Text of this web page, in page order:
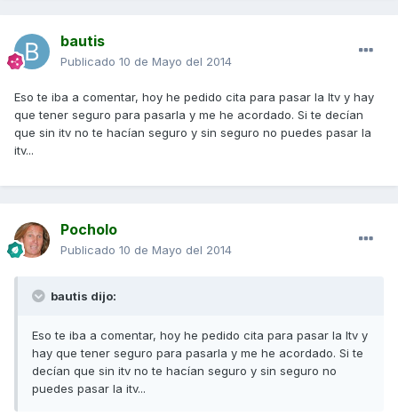
bautis
Publicado 10 de Mayo del 2014
Eso te iba a comentar, hoy he pedido cita para pasar la Itv y hay
que tener seguro para pasarla y me he acordado. Si te decían
que sin itv no te hacían seguro y sin seguro no puedes pasar la
itv...
Pocholo
Publicado 10 de Mayo del 2014
bautis dijo:
Eso te iba a comentar, hoy he pedido cita para pasar la Itv y
hay que tener seguro para pasarla y me he acordado. Si te
decían que sin itv no te hacían seguro y sin seguro no
puedes pasar la itv...